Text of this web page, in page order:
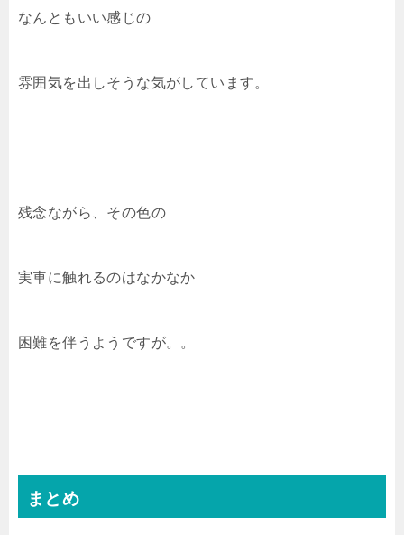
なんともいい感じの
雰囲気を出しそうな気がしています。
残念ながら、その色の
実車に触れるのはなかなか
困難を伴うようですが。。
まとめ